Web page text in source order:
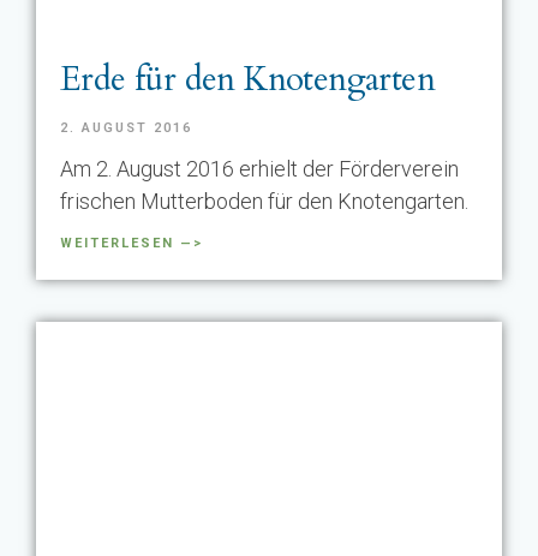
Erde für den Knotengarten
2. AUGUST 2016
Am 2. August 2016 erhielt der Förderverein
frischen Mutterboden für den Knotengarten.
WEITERLESEN —>